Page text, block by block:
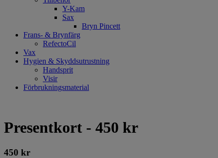
Y-Kam
Sax
Bryn Pincett
Frans- & Brynfärg
RefectoCil
Vax
Hygien & Skyddsutrustning
Handsprit
Visir
Förbrukningsmaterial
Presentkort - 450 kr
450 kr